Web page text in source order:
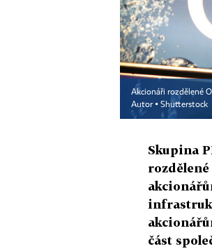
Akcionáři rozdělené
Autor ▪ Shutterstock
Skupina
část